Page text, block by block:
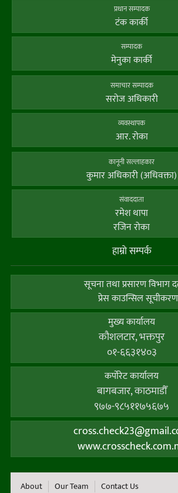
प्रधान सम्पादक
टंक कार्की
सम्पादक
मेनुका कार्की
समाचार सम्पादक
सराेज अधिकारी
व्यवस्थापक
आर. राेका
कानूनी सल्लाहकार
कुमार अधिकारी (अधिवक्ता)
संवाददाता
रमेश थापा
रजिन रोका
हाम्राे सम्पर्क
सूचना तथा प्रसारण विभाग
प्रेस काउन्सिल
मुख्य कार्यालय
कौशलटार, भक्तपुर
०१-६६३१४०३
कर्पाेरेट कार्यालय
बागबजार, काठमाडौँ
९७७-९८५११७५६७५
About Our Team Contact Us